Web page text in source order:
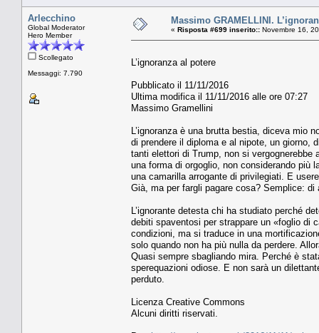
Arlecchino
Global Moderator
Hero Member
Scollegato
Messaggi: 7.790
Massimo GRAMELLINI.
« Risposta #699 inserito:: Novembre 16,
L’ignoranza al potere
Pubblicato il 11/11/2016
Ultima modifica il 11/11/2016 alle ore 07:27
Massimo Gramellini
L’ignoranza è una brutta bestia, diceva mio
di prendere il diploma e al nipote, un giorno,
tanti elettori di Trump, non si
una forma di orgoglio, non considerando
una camarilla arrogante di privilegiati. E
Già, ma per fargli pagare cosa? Semplice:
L’ignorante detesta chi ha studiato perché
debiti spaventosi per strappare un «foglio di
condizioni, ma si traduce in una
solo quando non ha più nulla da perdere.
Quasi sempre sbagliando mira. Perché è
sperequazioni odiose. E non sarà un
perduto.
Licenza Creative Commons
Alcuni diritti riservati.